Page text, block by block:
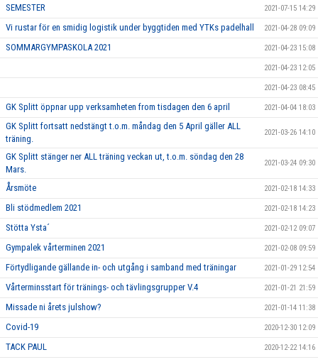
SEMESTER 2021-07-15 14:29
Vi rustar för en smidig logistik under byggtiden med YTKs padelhall 2021-04-28 09:09
SOMMARGYMPASKOLA 2021 2021-04-23 15:08
2021-04-23 12:05
2021-04-23 08:45
GK Splitt öppnar upp verksamheten from tisdagen den 6 april 2021-04-04 18:03
GK Splitt fortsatt nedstängt t.o.m. måndag den 5 April gäller ALL
träning.
2021-03-26 14:10
GK Splitt stänger ner ALL träning veckan ut, t.o.m. söndag den 28
Mars.
2021-03-24 09:30
Årsmöte 2021-02-18 14:33
Bli stödmedlem 2021 2021-02-18 14:23
Stötta Ysta´ 2021-02-12 09:07
Gympalek vårterminen 2021 2021-02-08 09:59
Förtydligande gällande in- och utgång i samband med träningar 2021-01-29 12:54
Vårterminsstart för tränings- och tävlingsgrupper V.4 2021-01-21 21:59
Missade ni årets julshow? 2021-01-14 11:38
Covid-19 2020-12-30 12:09
TACK PAUL 2020-12-22 14:16